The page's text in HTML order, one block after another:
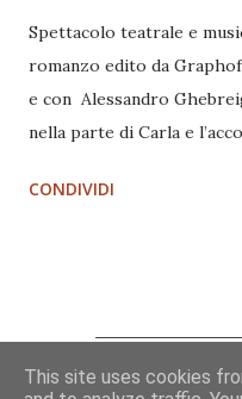
Spettacolo teatrale e
romanzo edito da
e con Alessandro
nella parte di Carla e
acustica Orfeo Federici
Teatro Tlon – Via F.
sempre stata. Ride
CONDIVIDI
This site uses cookies